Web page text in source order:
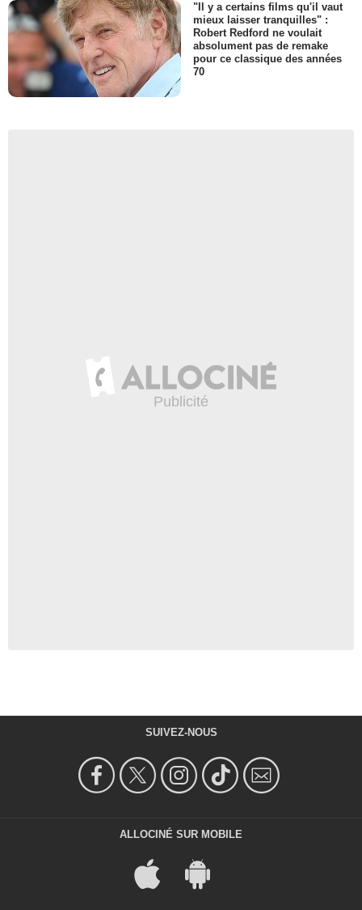
"Il y a certains films qu'il vaut
mieux laisser tranquilles" :
Robert Redford ne voulait
absolument pas de remake
pour ce classique des années
70
SUIVEZ-NOUS
ALLOCINÉ SUR MOBILE